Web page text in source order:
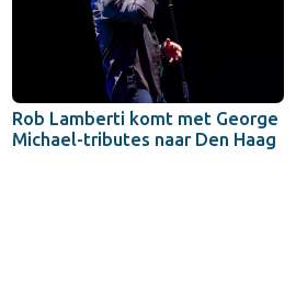
Rob Lamberti komt met George
Michael-tributes naar Den Haag